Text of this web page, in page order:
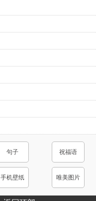
句子 祝福语
手机壁纸 唯美图片